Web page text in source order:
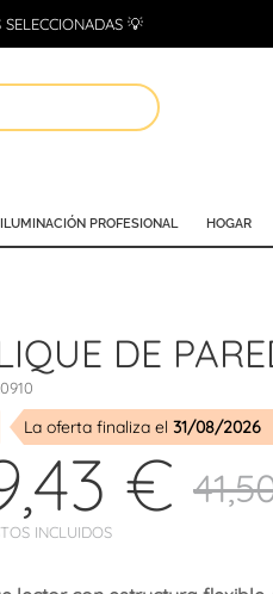
💡
ILUMINACIÓN PROFESIONAL HOGAR
DE
La oferta finaliza el 31/08/2026
€
INCLUIDOS